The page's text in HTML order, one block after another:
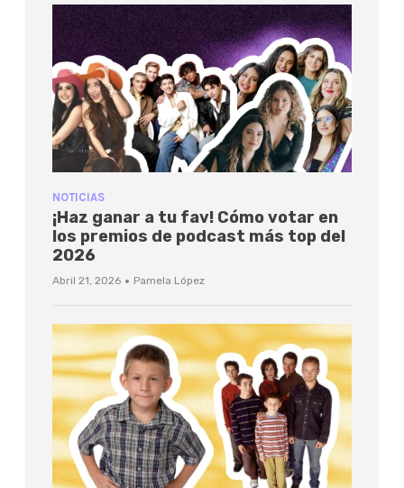
NOTICIAS
¡Haz ganar a tu fav! Cómo votar en
los premios de podcast más top del
2026
Abril 21, 2026 · Pamela López